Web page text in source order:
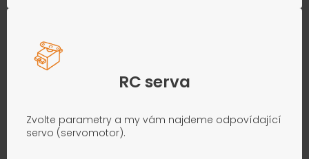
RC serva
Zvolte parametry a my vám najdeme odpovídající
servo (servomotor).